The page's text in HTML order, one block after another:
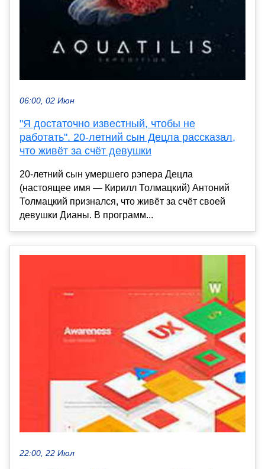
06:00, 02 Июн
"Я достаточно известный, чтобы не
работать". 20-летний сын Децла рассказал,
что живёт за счёт девушки
20-летний сын умершего рэпера Децла
(настоящее имя — Кирилл Толмацкий) Антоний
Толмацкий признался, что живёт за счёт своей
девушки Дианы. В программ...
22:00, 22 Июл